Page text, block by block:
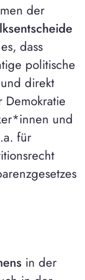
der
dass
politische
direkt
und
für
in der